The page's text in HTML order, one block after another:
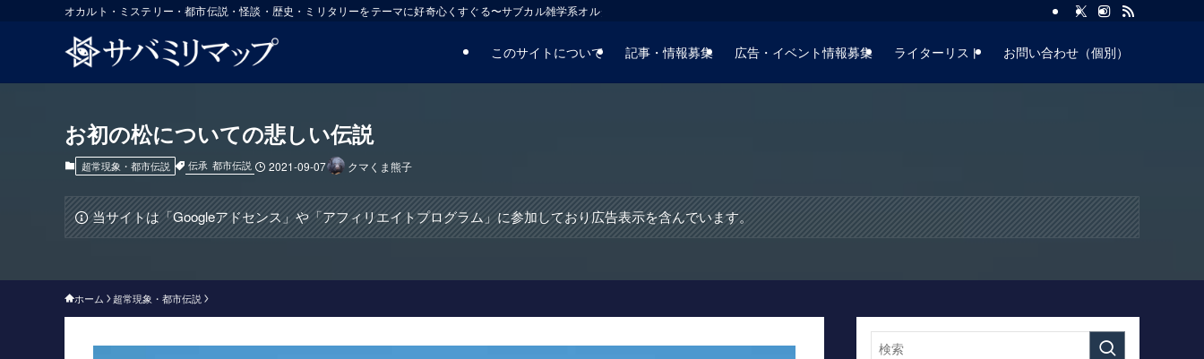
オカルト・ミステリー・都市伝説・怪談・歴史・ミリタリーをテーマに好奇心くすぐる〜サブカル雑学系オルタナティブサイト
このサイトについて 記事・情報募集 広告・イベント情報募集 ライターリスト お問い合わせ（個別）
お初の松についての悲しい伝説
超常現象・都市伝説 伝承 都市伝説 2021-09-07 クマくま熊子
当サイトは「Googleアドセンス」や「アフィリエイトプログラム」に参加しており広告表示を含んでいます。
ホーム 超常現象・都市伝説